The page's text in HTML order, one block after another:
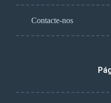
Contacte-nos